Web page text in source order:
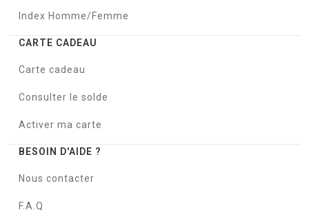
Index Homme/Femme
CARTE CADEAU
Carte cadeau
Consulter le solde
Activer ma carte
BESOIN D'AIDE ?
Nous contacter
F.A.Q